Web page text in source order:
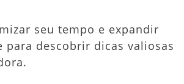
seu tempo e expandir
para descobrir dicas valiosas